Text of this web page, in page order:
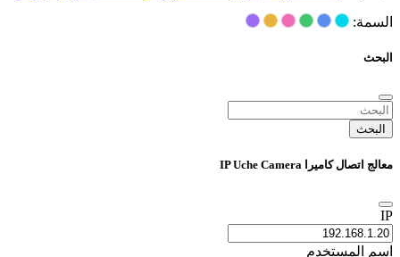
السمة:
البحث
البحث
معالج اتصال كاميرا IP Uche Camera
IP
اسم المستخدم